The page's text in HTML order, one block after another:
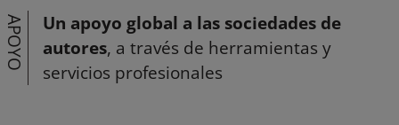
APOYO
Un apoyo global a las sociedades de
autores, a través de herramientas y
servicios profesionales